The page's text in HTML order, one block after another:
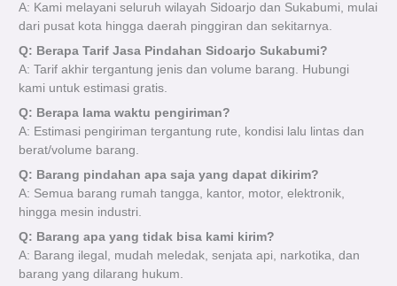
A: Kami melayani seluruh wilayah Sidoarjo dan Sukabumi, mulai
dari pusat kota hingga daerah pinggiran dan sekitarnya.
Q: Berapa Tarif Jasa Pindahan Sidoarjo Sukabumi?
A: Tarif akhir tergantung jenis dan volume barang. Hubungi
kami untuk estimasi gratis.
Q: Berapa lama waktu pengiriman?
A: Estimasi pengiriman tergantung rute, kondisi lalu lintas dan
berat/volume barang.
Q: Barang pindahan apa saja yang dapat dikirim?
A: Semua barang rumah tangga, kantor, motor, elektronik,
hingga mesin industri.
Q: Barang apa yang tidak bisa kami kirim?
A: Barang ilegal, mudah meledak, senjata api, narkotika, dan
barang yang dilarang hukum.